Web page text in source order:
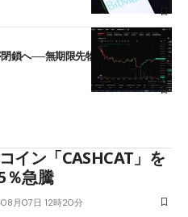
鎖へ──無期限先物を生んだ11年に
イン「CASHCAT」を
％急騰
月07日 12時20分